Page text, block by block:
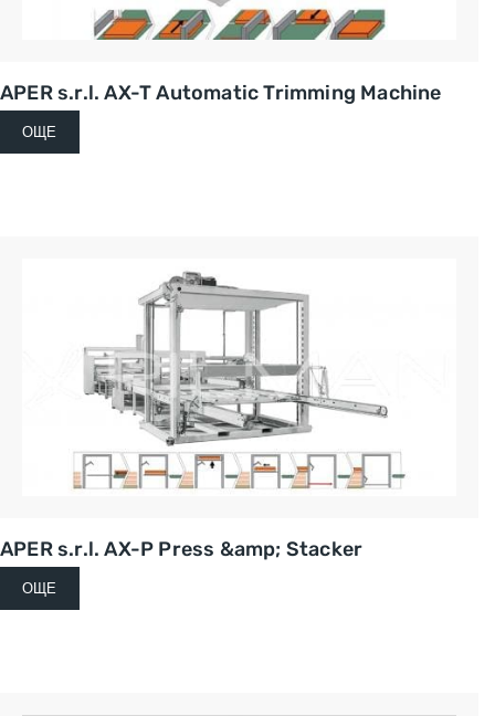
APER s.r.l. AX-T Automatic Trimming Machine
ОЩЕ
APER s.r.l. AX-P Press &amp; Stacker
ОЩЕ